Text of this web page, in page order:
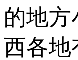
的地
西各地